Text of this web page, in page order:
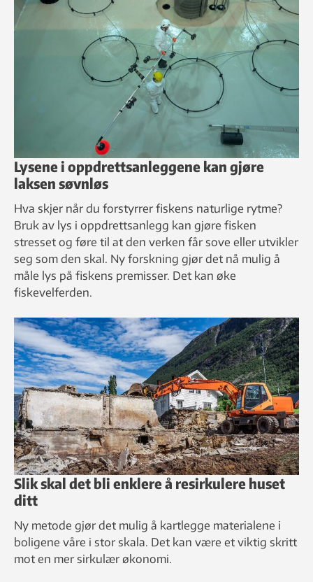
Lysene i oppdrettsanleggene kan gjøre
laksen søvnløs
Hva skjer når du forstyrrer fiskens naturlige rytme?
Bruk av lys i oppdrettsanlegg kan gjøre fisken
stresset og føre til at den verken får sove eller utvikler
seg som den skal. Ny forskning gjør det nå mulig å
måle lys på fiskens premisser. Det kan øke
fiskevelferden.
Slik skal det bli enklere å resirkulere huset
ditt
Ny metode gjør det mulig å kartlegge materialene i
boligene våre i stor skala. Det kan være et viktig skritt
mot en mer sirkulær økonomi.